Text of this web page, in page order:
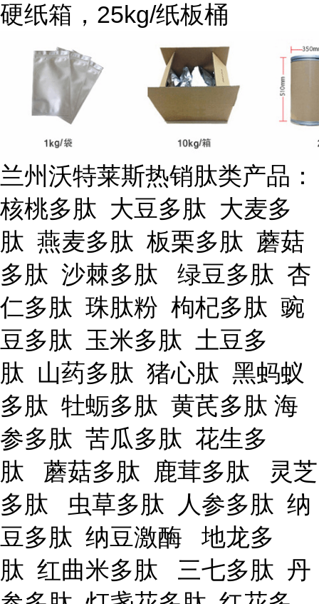
硬纸箱，25kg/纸板桶
兰州沃特莱斯热销肽类产品：
核桃多肽 大豆多肽 大麦多
肽 燕麦多肽 板栗多肽 蘑菇
多肽 沙棘多肽 绿豆多肽 杏
仁多肽 珠肽粉 枸杞多肽 豌
豆多肽 玉米多肽 土豆多
肽 山药多肽 猪心肽 黑蚂蚁
多肽 牡蛎多肽 黄芪多肽 海
参多肽 苦瓜多肽 花生多
肽 蘑菇多肽 鹿茸多肽 灵芝
多肽 虫草多肽 人参多肽 纳
豆多肽 纳豆激酶 地龙多
肽 红曲米多肽 三七多肽 丹